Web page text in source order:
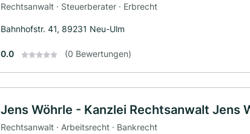
Rechtsanwalt · Steuerberater · Erbrecht
Bahnhofstr. 41, 89231 Neu-Ulm
0.0 (0 Bewertungen)
Jens Wöhrle - Kanzlei Rechtsanwalt Jens
Rechtsanwalt · Arbeitsrecht · Bankrecht